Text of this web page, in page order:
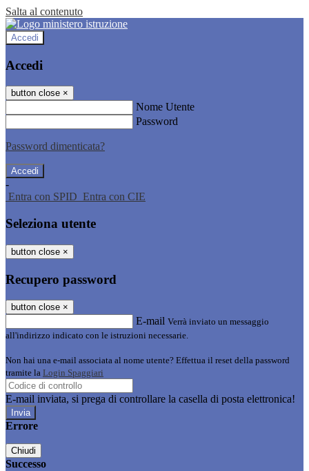
Salta al contenuto
Accedi
Accedi
button close ×
Nome Utente
Password
Password dimenticata?
-
Entra con SPID Entra con CIE
Seleziona utente
button close ×
Recupero password
button close ×
E-mail Verrà inviato un messaggio
all'indirizzo indicato con le istruzioni necessarie.
Non hai una e-mail associata al nome utente? Effettua il reset della password
tramite la Login Spaggiari
E-mail inviata, si prega di controllare la casella di posta elettronica!
Errore
Chiudi
Successo